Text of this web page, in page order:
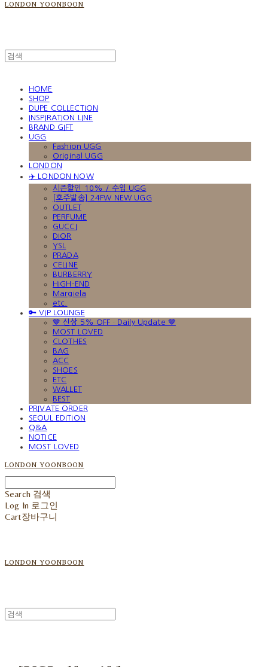
LONDON YOONBOON
HOME
SHOP
DUPE COLLECTION
INSPIRATION LINE
BRAND GIFT
UGG
Fashion UGG
Original UGG
LONDON
✈️ LONDON NOW
시즌할인 10% / 수입 UGG
[호주발송] 24FW NEW UGG
OUTLET
PERFUME
GUCCI
DIOR
YSL
PRADA
CELINE
BURBERRY
HIGH-END
Margiela
etc.
🔑 VIP LOUNGE
🤎 신상 5% OFF · Daily Update 🤎
MOST LOVED
CLOTHES
BAG
ACC
SHOES
ETC
WALLET
BEST
PRIVATE ORDER
SEOUL EDITION
Q&A
NOTICE
MOST LOVED
LONDON YOONBOON
Search 검색
Log In 로그인
Cart장바구니
LONDON YOONBOON